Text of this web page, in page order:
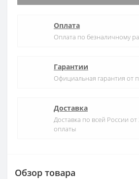
Оплата
Оплата по безналичному
Гарантии
Официальная гарантия от
Доставка
Доставка по всей России
оплаты
Обзор товара